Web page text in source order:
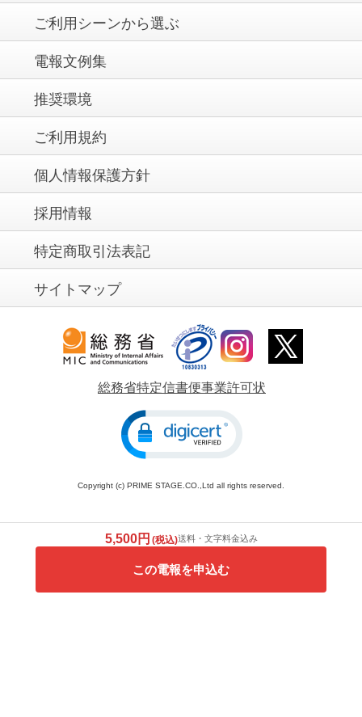
ご利用シーンから選ぶ
電報文例集
推奨環境
ご利用規約
個人情報保護方針
採用情報
特定商取引法表記
サイトマップ
総務省特定信書便事業許可状
Copyright (c) PRIME STAGE.CO.,Ltd all rights reserved.
5,500円 (税込)送料・文字料金込み
この電報を申込む